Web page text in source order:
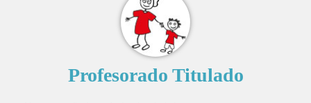
Profesorado Titulado